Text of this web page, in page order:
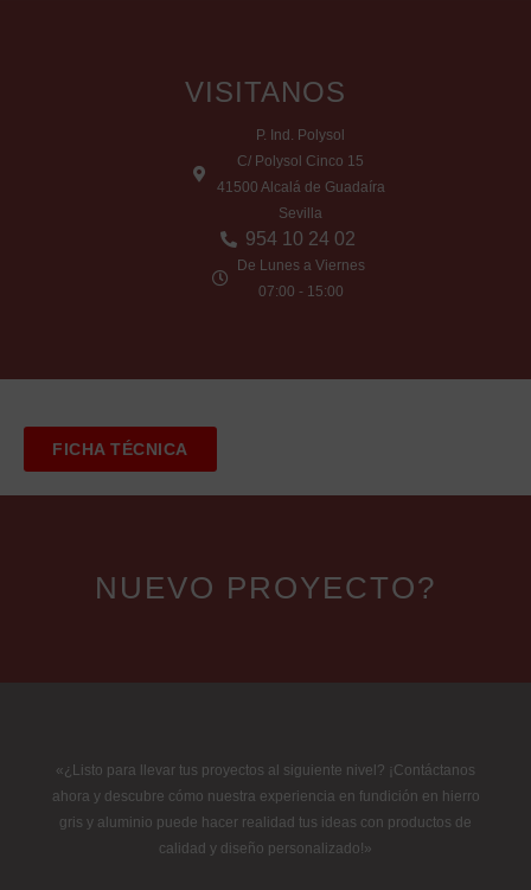
VISITANOS
P. Ind. Polysol
C/ Polysol Cinco 15
41500 Alcalá de Guadaíra
Sevilla
954 10 24 02
De Lunes a Viernes
07:00 - 15:00
FICHA TÉCNICA
NUEVO PROYECTO?
«¿Listo para llevar tus proyectos al siguiente nivel? ¡Contáctanos
ahora y descubre cómo nuestra experiencia en fundición en hierro
gris y aluminio puede hacer realidad tus ideas con productos de
calidad y diseño personalizado!»